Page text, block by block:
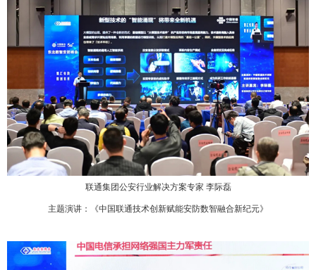
联通集团公安行业解决方案专家 李际磊
主题演讲：《中国联通技术创新赋能安防数智融合新纪元》